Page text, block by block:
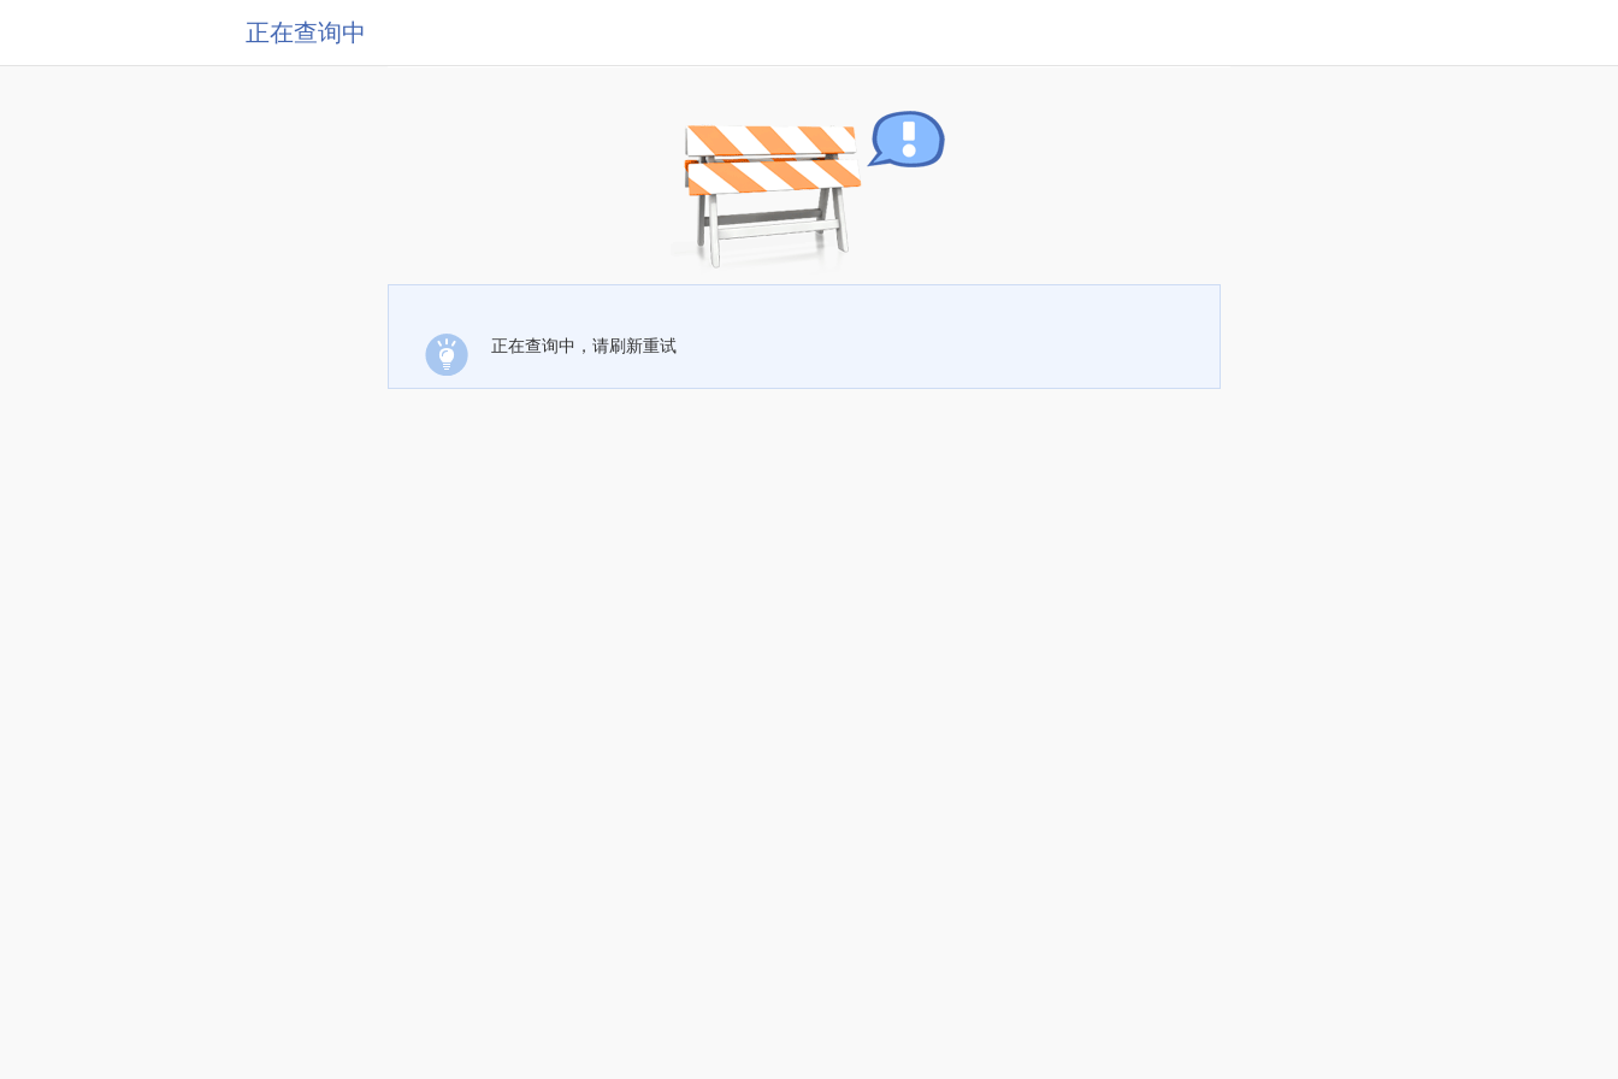
正在查询中
正在查询中，请刷新重试